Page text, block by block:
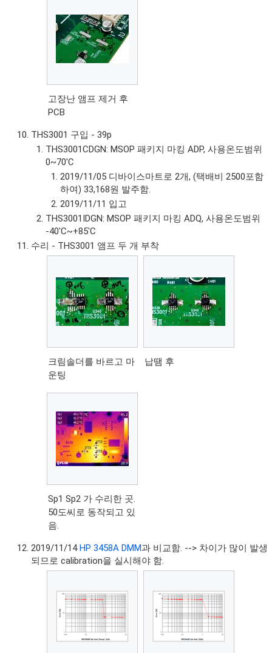
고장난 앰프 제거 후
PCB
THS3001 구입 - 39p
THS3001CDGN: MSOP 패키지 마킹 ADP, 사용온도범위
0~70'C
2019/11/05 디바이스마트로 2개, (택배비 2500포함
하여) 33,168원 발주함.
2019/11/11 입고
THS3001IDGN: MSOP 패키지 마킹 ADQ, 사용온도범위
-40'C~+85'C
수리 - THS3001 앰프 두 개 부착
크림솔더를 바르고 마
운팅
납땜 후
Sp1 Sp2 가 수리한 곳.
50도씨로 동작되고 있
음.
2019/11/14HP 3458A DMM과 비교함. --> 차이가 많이 발생
되므로 calibration을 실시해야 함.